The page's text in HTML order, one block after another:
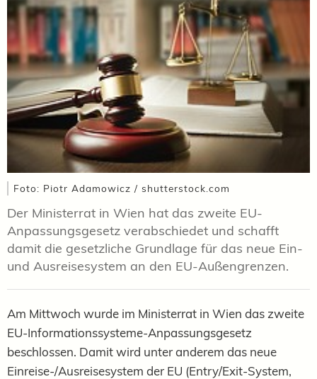
Foto: Piotr Adamowicz / shutterstock.com
Der Ministerrat in Wien hat das zweite EU-
Anpassungsgesetz verabschiedet und schafft
damit die gesetzliche Grundlage für das neue Ein-
und Ausreisesystem an den EU-Außengrenzen.
Am Mittwoch wurde im Ministerrat in Wien das zweite
EU-Informationssysteme-Anpassungsgesetz
beschlossen. Damit wird unter anderem das neue
Einreise-/Ausreisesystem der EU (Entry/Exit-System,